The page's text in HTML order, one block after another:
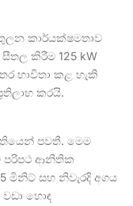
කාර්යක්ෂමතාව
සීතල කිරීම 125 kW
භාවිතා කළ හැකි
කරයි.
පවතී. මෙම
පරිපථ ආනිතික
මිනිට් සහ නිවැරදි අගය
හොඳ